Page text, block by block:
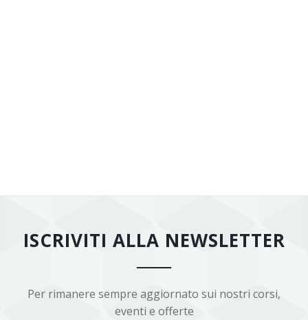
ISCRIVITI ALLA NEWSLETTER
Per rimanere sempre aggiornato sui nostri corsi,
eventi e offerte